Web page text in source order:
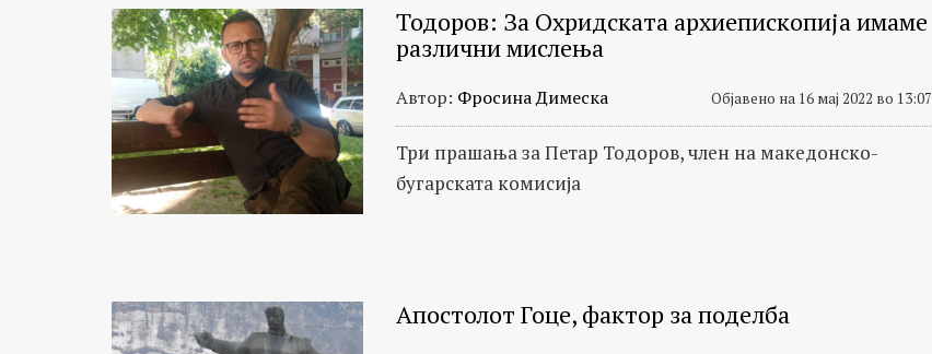
Тодоров: За Охридската архиепископија имаме
различни мислења
Автор: Фросина Димеска Објавено на 16 мај 2022 во 13:07
Три прашања за Петар Тодоров, член на македонско-
бугарската комисија
Апостолот Гоце, фактор за поделба